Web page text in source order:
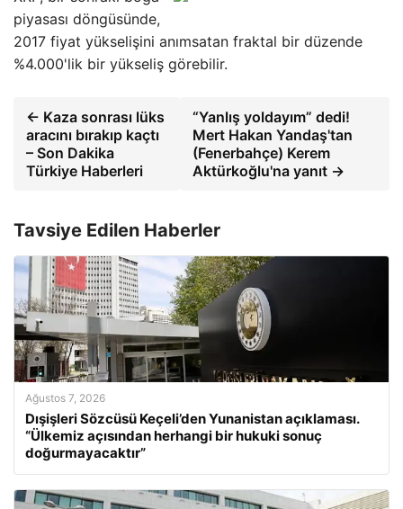
piyasası döngüsünde,
2017 fiyat yükselişini anımsatan fraktal bir düzende
%4.000'lik bir yükseliş görebilir.
← Kaza sonrası lüks
aracını bırakıp kaçtı
– Son Dakika
Türkiye Haberleri
“Yanlış yoldayım” dedi!
Mert Hakan Yandaş'tan
(Fenerbahçe) Kerem
Aktürkoğlu'na yanıt →
Tavsiye Edilen Haberler
Ağustos 7, 2026
Dışişleri Sözcüsü Keçeli’den Yunanistan açıklaması.
“Ülkemiz açısından herhangi bir hukuki sonuç
doğurmayacaktır”